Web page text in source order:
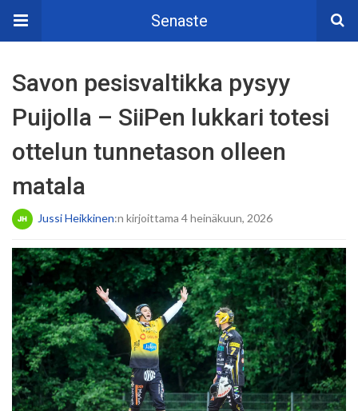
Senaste
Savon pesisvaltikka pysyy
Puijolla – SiiPen lukkari totesi
ottelun tunnetason olleen
matala
Jussi Heikkinen:n kirjoittama 4 heinäkuun, 2026